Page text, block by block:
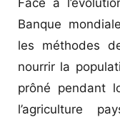
Banque
les méthodes
nourrir la
prôné pendant
l’agriculture